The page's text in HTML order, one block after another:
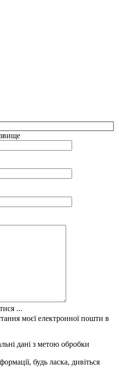
...
моєї електронної пошти в
дані з метою обробки
будь ласка, дивіться